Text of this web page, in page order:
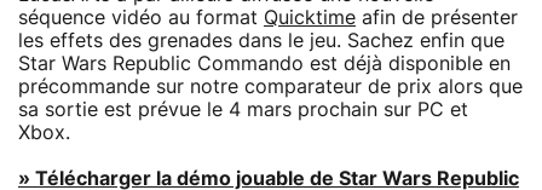
séquence vidéo au format Quicktime afin de présenter
les effets des grenades dans le jeu. Sachez enfin que
Star Wars Republic Commando est déjà disponible en
précommande sur notre comparateur de prix alors que
sa sortie est prévue le 4 mars prochain sur PC et
Xbox.
» Télécharger la démo jouable de Star Wars Republic